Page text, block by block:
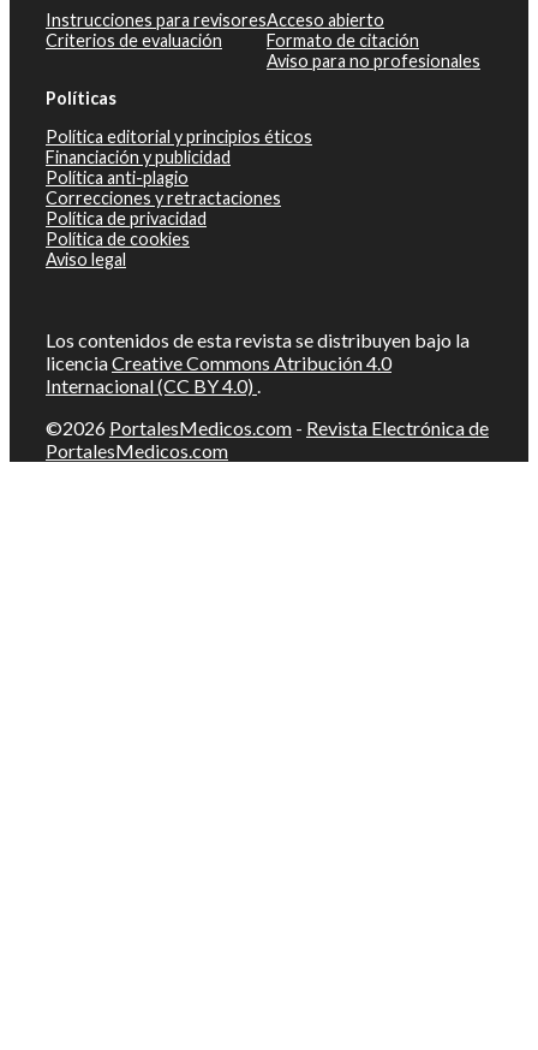
Instrucciones para revisores
Criterios de evaluación
Acceso abierto
Formato de citación
Aviso para no profesionales
Políticas
Política editorial y principios éticos
Financiación y publicidad
Política anti-plagio
Correcciones y retractaciones
Política de privacidad
Política de cookies
Aviso legal
Los contenidos de esta revista se distribuyen bajo la
licenciaCreative Commons Atribución 4.0
Internacional (CC BY 4.0) .
©2026 PortalesMedicos.com - Revista Electrónica de
PortalesMedicos.com